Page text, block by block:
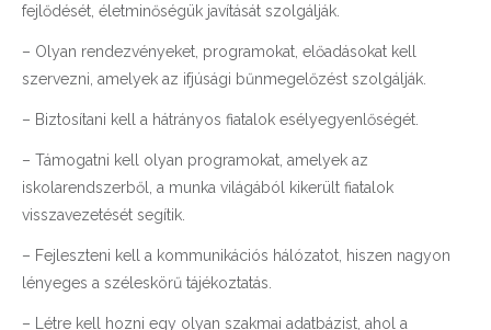
fejlődését, életminőségük javítását szolgálják.
– Olyan rendezvényeket, programokat, előadásokat kell
szervezni, amelyek az ifjúsági bűnmegelőzést szolgálják.
– Biztosítani kell a hátrányos fiatalok esélyegyenlőségét.
– Támogatni kell olyan programokat, amelyek az
iskolarendszerből, a munka világából kikerült fiatalok
visszavezetését segítik.
– Fejleszteni kell a kommunikációs hálózatot, hiszen nagyon
lényeges a széleskörű tájékoztatás.
– Létre kell hozni egy olyan szakmai adatbázist, ahol a